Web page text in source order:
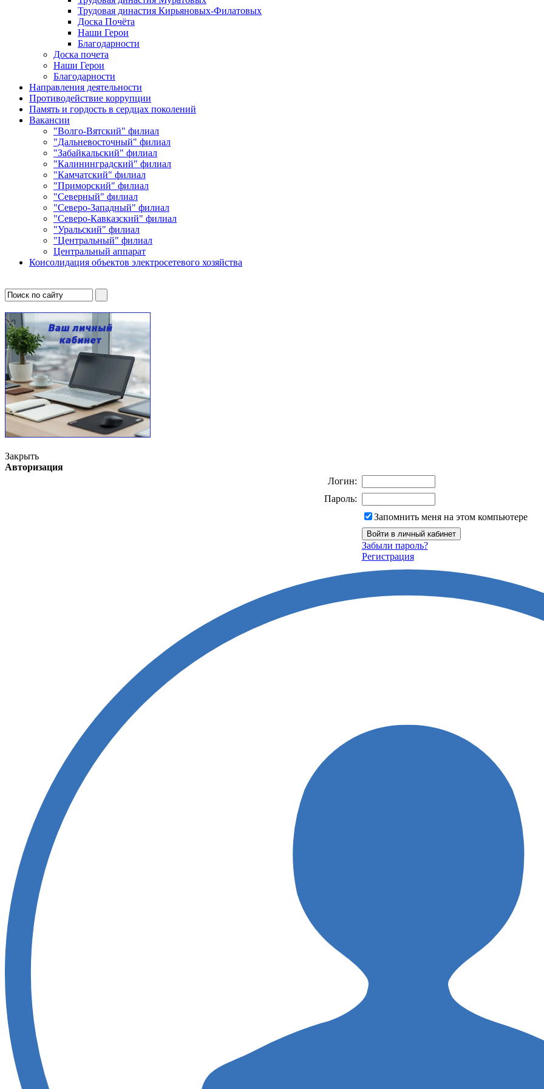
Трудовая династия Кирьяновых-Филатовых
Доска Почёта
Наши Герои
Благодарности
Доска почета
Наши Герои
Благодарности
Направления деятельности
Противодействие коррупции
Память и гордость в сердцах поколений
Вакансии
"Волго-Вятский" филиал
"Дальневосточный" филиал
"Забайкальский" филиал
"Калининградский" филиал
"Камчатский" филиал
"Приморский" филиал
"Северный" филиал
"Северо-Западный" филиал
"Северо-Кавказский" филиал
"Уральский" филиал
"Центральный" филиал
Центральный аппарат
Консолидация объектов электросетевого хозяйства
Закрыть
Авторизация
Логин:
Пароль:
Запомнить меня на этом компьютере
Забыли пароль?
Регистрация